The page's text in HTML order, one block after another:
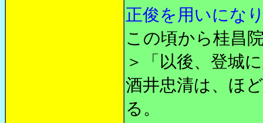
正俊を用いにな
この頃から桂昌
＞「以後、登城
酒井忠清は、ほ
る。